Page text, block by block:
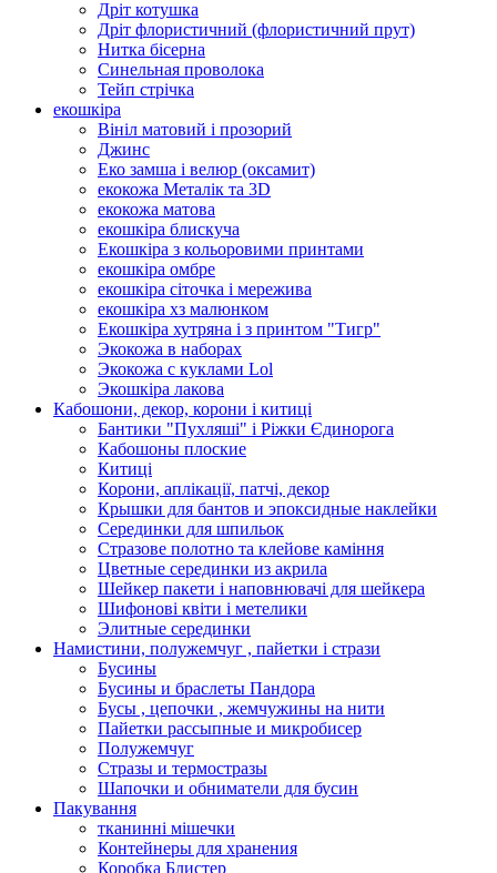
Дріт котушка
Дріт флористичний (флористичний прут)
Нитка бісерна
Синельная проволока
Тейп стрічка
екошкіра
Вініл матовий і прозорий
Джинс
Еко замша і велюр (оксамит)
екокожа Металік та 3D
екокожа матова
екошкіра блискуча
Екошкіра з кольоровими принтами
екошкіра омбре
екошкіра сіточка і мережива
екошкіра хз малюнком
Екошкіра хутряна і з принтом "Тигр"
Экокожа в наборах
Экокожа с куклами Lol
Экошкiра лакова
Кабошони, декор, корони і китиці
Бантики "Пухляші" і Ріжки Єдинорога
Кабошоны плоские
Китиці
Корони, аплікації, патчі, декор
Крышки для бантов и эпоксидные наклейки
Серединки для шпильок
Стразове полотно та клейове каміння
Цветные серединки из акрила
Шейкер пакети і наповнювачі для шейкера
Шифонові квіти і метелики
Элитные серединки
Намистини, полужемчуг , пайетки і стрази
Бусины
Бусины и браслеты Пандора
Бусы , цепочки , жемчужины на нити
Пайетки рассыпные и микробисер
Полужемчуг
Стразы и термостразы
Шапочки и обниматели для бусин
Пакування
тканинні мішечки
Контейнеры для хранения
Коробка Блистер